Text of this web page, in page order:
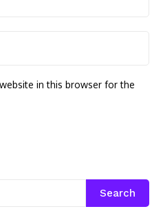
in this browser for the
Search